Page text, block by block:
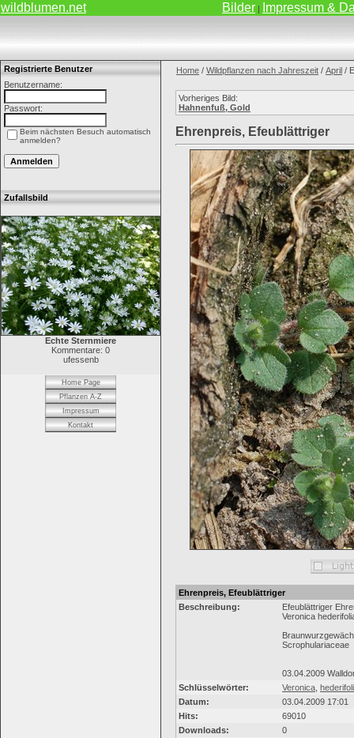
wildblumen.net Bilder | Impressum &
Registrierte Benutzer
Benutzername:
Passwort:
Beim nächsten Besuch automatisch
anmelden?
Zufallsbild
Echte Sternmiere
Kommentare: 0
ufessenb
Home Page
Pflanzen A-Z
Impressum
Kontakt
Home / Wildpflanzen nach Jahreszeit / April /
Vorheriges Bild:
Hahnenfuß, Gold
Ehrenpreis, Efeublättriger
Ehrenpreis, Efeublättriger
Beschreibung:
Efeublättriger
Veronica
Scrophulariaceae
03.04.2009
Schlüsselwörter:
Veronica
Datum:
03.04.2009 17:01
Hits:
69010
Downloads:
0